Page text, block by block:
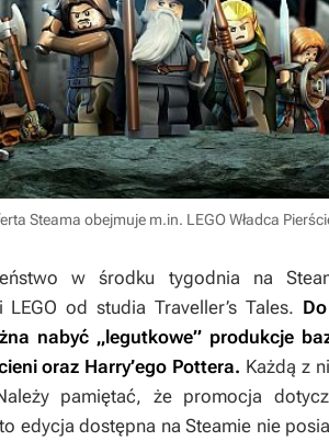
Steama obejmuje m.in. LEGO Władca
w środku tygodnia na
LEGO od studia Traveller’s Tales.
nabyć „legutkowe” produkcje
oraz Harry’ego Pottera. Każdą z
pamiętać, że promocja
edycja dostępna na Steamie nie